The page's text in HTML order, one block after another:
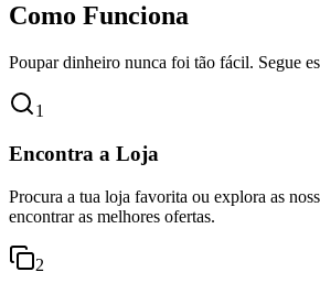
Como Funciona
Poupar dinheiro nunca foi tão fácil. Segue
1
Encontra a Loja
Procura a tua loja favorita ou explora as
encontrar as melhores ofertas.
2